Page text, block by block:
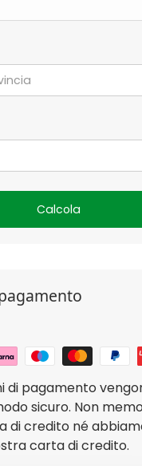
Calcola
di pagamento
sicuro. Non
di credito né
carta di credito.